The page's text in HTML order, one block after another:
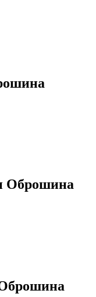
Оброшина
Оброшина